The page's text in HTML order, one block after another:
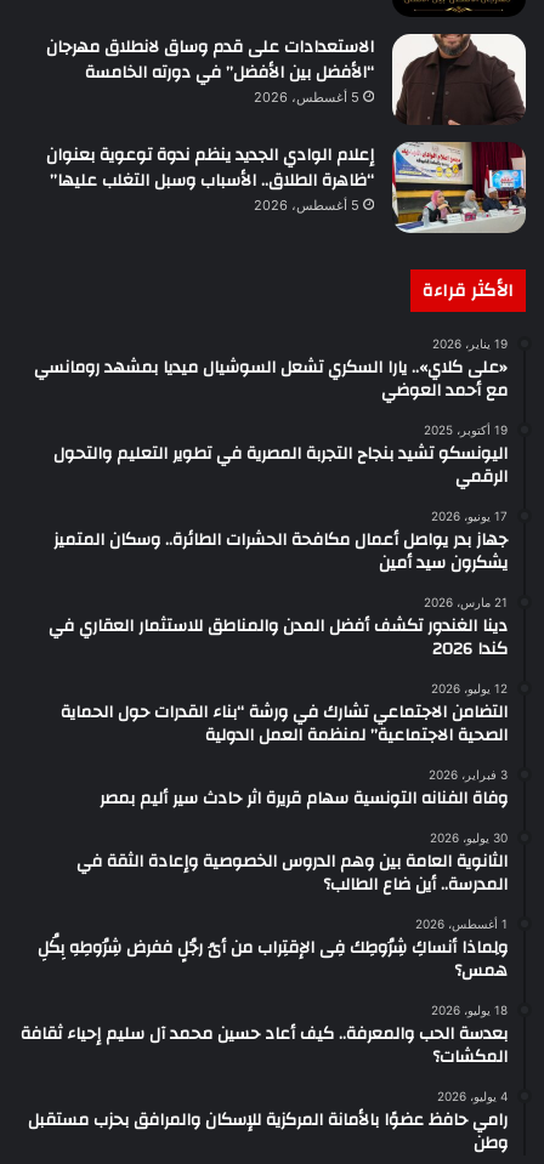
الاستعدادات على قدم وساق لانطلاق مهرجان
“الأفضل بين الأفضل” في دورته الخامسة
5 أغسطس، 2026
إعلام الوادي الجديد ينظم ندوة توعوية بعنوان
“ظاهرة الطلاق.. الأسباب وسبل التغلب عليها”
5 أغسطس، 2026
الأكثر قراءة
19 يناير، 2026
«على كلاي».. يارا السكري تشعل السوشيال ميديا بمشهد رومانسي
مع أحمد العوضي
19 أكتوبر، 2025
اليونسكو تشيد بنجاح التجربة المصرية في تطوير التعليم والتحول
الرقمي
17 يونيو، 2026
جهاز بدر يواصل أعمال مكافحة الحشرات الطائرة.. وسكان المتميز
يشكرون سيد أمين
21 مارس، 2026
دينا الغندور تكشف أفضل المدن والمناطق للاستثمار العقاري في
كندا 2026
12 يوليو، 2026
التضامن الاجتماعي تشارك في ورشة “بناء القدرات حول الحماية
الصحية الاجتماعية” لمنظمة العمل الدولية
3 فبراير، 2026
وفاة الفنانه التونسية سهام قريرة اثر حادث سير أليم بمصر
30 يوليو، 2026
الثانوية العامة بين وهم الدروس الخصوصية وإعادة الثقة في
المدرسة.. أين ضاع الطالب؟
1 أغسطس، 2026
ولِماذا أنساكِ شِرُوطِك فِى الإقتِراب من أىُ رجُلٍ ففرض شِرُوطِهِ بِكُلِ
همس؟
18 يوليو، 2026
بعدسة الحب والمعرفة.. كيف أعاد حسين محمد آل سليم إحياء ثقافة
المكشات؟
4 يوليو، 2026
رامي حافظ عضوًا بالأمانة المركزية للإسكان والمرافق بحزب مستقبل
وطن